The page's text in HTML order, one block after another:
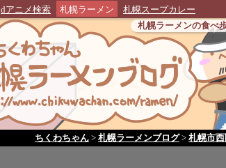
dアニメ検索 札幌ラーメン
札幌スープカレー
札幌ラーメンの食べ
ちくわちゃん > 札幌ラーメンブログ> 札幌市